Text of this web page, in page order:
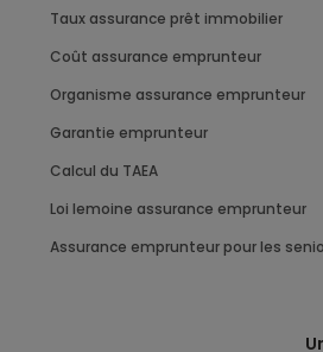
Taux assurance prêt immobilier
Coût assurance emprunteur
Organisme assurance emprunteur
Garantie emprunteur
Calcul du TAEA
Loi lemoine assurance emprunteur
Assurance emprunteur pour les